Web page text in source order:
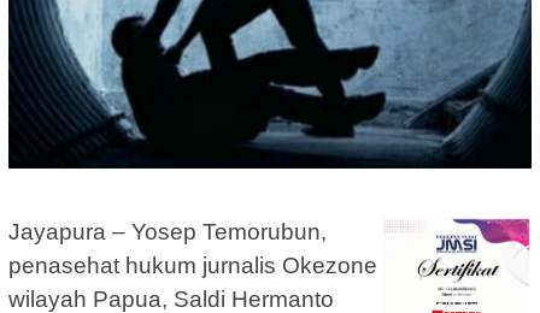
Jayapura – Yosep Temorubun,
penasehat hukum jurnalis Okezone
wilayah Papua, Saldi Hermanto